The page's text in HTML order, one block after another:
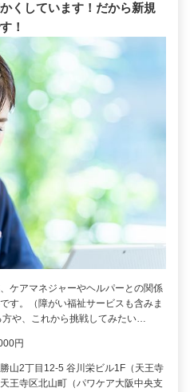
くしています！だから新規
！
ケアマネジャーやヘルパーとの関係
す。（障がい福祉サービスも含みま
方や、これから挑戦してみたい…
円
山2丁目12-5 谷川栄ビル1F（天王寺
王寺区北山町（パワケア大阪中央支